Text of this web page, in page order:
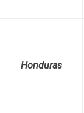
Honduras